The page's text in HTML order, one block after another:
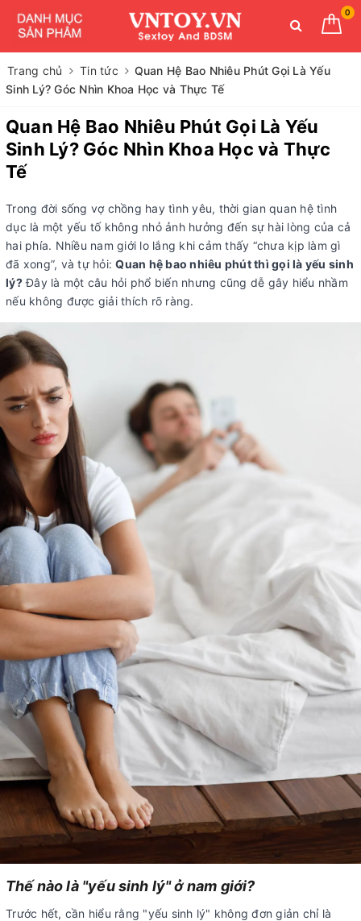
0
Trang chủ Tin tức
Quan Hệ Bao Nhiêu Phút Gọi Là Yếu
Sinh Lý? Góc Nhìn Khoa Học và Thực Tế
Quan Hệ Bao Nhiêu Phút Gọi Là Yếu
Sinh Lý? Góc Nhìn Khoa Học và Thực
Tế
Trong đời sống vợ chồng hay tình yêu, thời gian quan hệ tình
dục là một yếu tố không nhỏ ảnh hưởng đến sự hài lòng của cả
hai phía. Nhiều nam giới lo lắng khi cảm thấy “chưa kịp làm gì
đã xong”, và tự hỏi:Quan hệ bao nhiêu phút thì gọi là yếu sinh
lý?Đây là một câu hỏi phổ biến nhưng cũng dễ gây hiểu nhầm
nếu không được giải thích rõ ràng.
Thế nào là "yếu sinh lý" ở nam giới?
Trước hết, cần hiểu rằng "yếu sinh lý" không đơn giản chỉ là